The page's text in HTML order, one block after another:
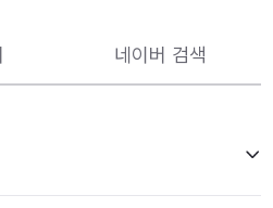
네이버 검색